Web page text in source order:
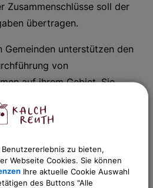
Zusammenschlüsse soll der
übertragen.
Gemeinden unterstützen den
von
auf ihrem Gebiet. Sie
Einrichtungen
von stofflich
der Landkreis den
Gelegenheit zur
Die Kosten für die
zu bieten,
Webseite Cookies. Sie können
Ihre aktuelle Cookie Auswahl
des Buttons "Alle